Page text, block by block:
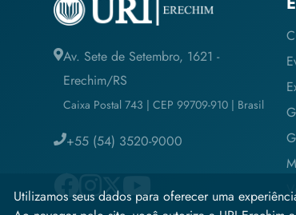
Av. Sete de Setembro, 1621 -
Erechim/RS
Caixa Postal 743 | CEP 99709-910 | Brasil
+55 (54) 3520-9000
Utilizamos seus dados para oferecer uma